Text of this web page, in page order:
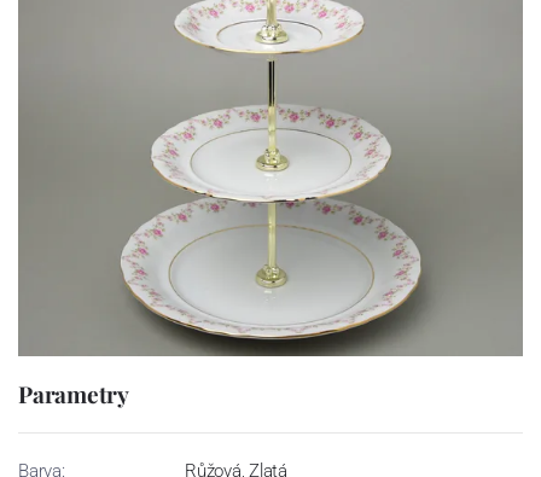
Parametry
Barva: Růžová, Zlatá